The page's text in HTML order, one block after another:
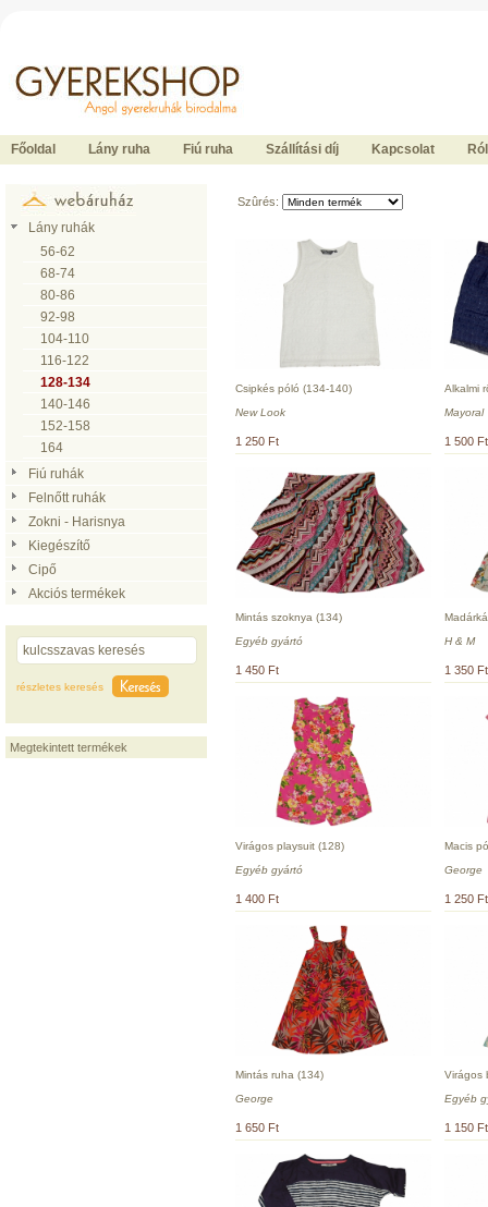
Főoldal Lány ruha Fiú ruha Szállítási díj Kapcsolat
Lány ruhák
56-62
68-74
80-86
92-98
104-110
116-122
128-134
140-146
152-158
164
Fiú ruhák
Felnőtt ruhák
Zokni - Harisnya
Kiegészítő
Cipő
Akciós termékek
részletes keresés
Megtekintett termékek
Szûrés:
Csipkés póló (134-140)
New Look
1 250 Ft
Alkalmi
Mayoral
1 500 Ft
Mintás szoknya (134)
Egyéb gyártó
1 450 Ft
H & M
1 350 Ft
Virágos playsuit (128)
Egyéb gyártó
1 400 Ft
Macis
George
1 250 Ft
Mintás ruha (134)
George
1 650 Ft
Virágos
Egyéb
1 150 Ft